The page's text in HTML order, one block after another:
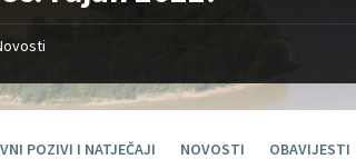
POZIVI I NATJEČAJI NOVOSTI OBAVIJESTI